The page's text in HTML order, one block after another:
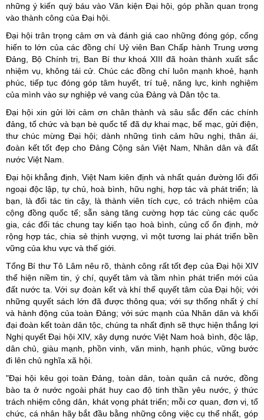
những ý kiến quý báu vào Văn kiện Đại hội, góp phần quan trọng
vào thành công của Đại hội.
Đại hội trân trọng cảm ơn và đánh giá cao những đóng góp, cống
hiến to lớn của các đồng chí Uỷ viên Ban Chấp hành Trung ương
Đảng, Bộ Chính trị, Ban Bí thư khoá XIII đã hoàn thành xuất sắc
nhiệm vụ, không tái cử. Chúc các đồng chí luôn mạnh khoẻ, hạnh
phúc, tiếp tục đóng góp tâm huyết, trí tuệ, năng lực, kinh nghiệm
của mình vào sự nghiệp vẻ vang của Đảng và Dân tộc ta.
Đại hội xin gửi lời cảm ơn chân thành và sâu sắc đến các chính
đảng, tổ chức và bạn bè quốc tế đã dự khai mạc, bế mạc, gửi điện,
thư chúc mừng Đại hội; dành những tình cảm hữu nghị, thân ái,
đoàn kết tốt đẹp cho Đảng Cộng sản Việt Nam, Nhân dân và đất
nước Việt Nam.
Đại hội khẳng định, Việt Nam kiên định và nhất quán đường lối đối
ngoại độc lập, tự chủ, hoà bình, hữu nghị, hợp tác và phát triển; là
bạn, là đối tác tin cậy, là thành viên tích cực, có trách nhiệm của
cộng đồng quốc tế; sẵn sàng tăng cường hợp tác cùng các quốc
gia, các đối tác chung tay kiến tạo hoà bình, củng cố ổn định, mở
rộng hợp tác, chia sẻ thịnh vượng, vì một tương lai phát triển bền
vững của khu vực và thế giới.
Tổng Bí thư Tô Lâm nêu rõ, thành công rất tốt đẹp của Đại hội XIV
thể hiện niềm tin, ý chí, quyết tâm và tầm nhìn phát triển mới của
đất nước ta. Với sự đoàn kết và khí thế quyết tâm của Đại hội; với
những quyết sách lớn đã được thông qua; với sự thống nhất ý chí
và hành động của toàn Đảng; với sức mạnh của Nhân dân và khối
đại đoàn kết toàn dân tộc, chúng ta nhất định sẽ thực hiện thắng lợi
Nghị quyết Đại hội XIV, xây dựng nước Việt Nam hoà bình, độc lập,
dân chủ, giàu mạnh, phồn vinh, văn minh, hạnh phúc, vững bước
đi lên chủ nghĩa xã hội.
"Đại hội kêu gọi toàn Đảng, toàn dân, toàn quân cả nước, đồng
bào ta ở nước ngoài phát huy cao độ tinh thần yêu nước, ý thức
trách nhiệm công dân, khát vọng phát triển; mỗi cơ quan, đơn vị, tổ
chức, cá nhân hãy bắt đầu bằng những công việc cụ thể nhất, góp